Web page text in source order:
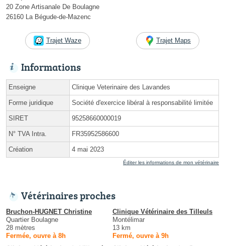
20 Zone Artisanale De Boulagne
26160 La Bégude-de-Mazenc
Trajet Waze Trajet Maps
Informations
Enseigne Clinique Veterinaire des Lavandes
Forme juridique Société d'exercice libéral à responsabilité limitée
SIRET 95258660000019
N° TVA Intra. FR35952586600
Création 4 mai 2023
Éditer les informations de mon vétérinaire
Vétérinaires proches
Bruchon-HUGNET Christine
Quartier Boulagne
28 mètres
Fermée, ouvre à 8h
Clinique Vétérinaire des Tilleuls
Montélimar
13 km
Fermé, ouvre à 9h